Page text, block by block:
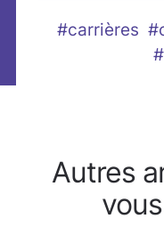
#carrières
Autres